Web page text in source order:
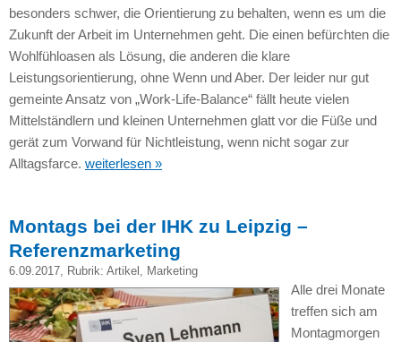
besonders schwer, die Orientierung zu behalten, wenn es um die
Zukunft der Arbeit im Unternehmen geht. Die einen befürchten die
Wohlfühloasen als Lösung, die anderen die klare
Leistungsorientierung, ohne Wenn und Aber. Der leider nur gut
gemeinte Ansatz von „Work-Life-Balance“ fällt heute vielen
Mittelständlern und kleinen Unternehmen glatt vor die Füße und
gerät zum Vorwand für Nichtleistung, wenn nicht sogar zur
Alltagsfarce. weiterlesen »
Montags bei der IHK zu Leipzig –
Referenzmarketing
6.09.2017, Rubrik: Artikel , Marketing
Alle drei Monate
treffen sich am
Montagmorgen